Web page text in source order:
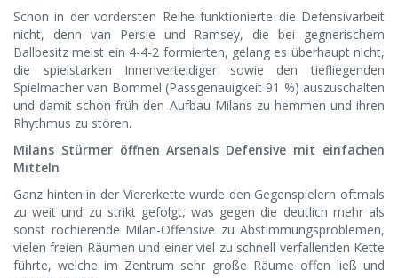
Schon in der vordersten Reihe funktionierte die Defensivarbeit
nicht, denn van Persie und Ramsey, die bei gegnerischem
Ballbesitz meist ein 4-4-2 formierten, gelang es überhaupt nicht,
die spielstarken Innenverteidiger sowie den tiefliegenden
Spielmacher van Bommel (Passgenauigkeit 91 %) auszuschalten
und damit schon früh den Aufbau Milans zu hemmen und ihren
Rhythmus zu stören.
Milans Stürmer öffnen Arsenals Defensive mit einfachen
Mitteln
Ganz hinten in der Viererkette wurde den Gegenspielern oftmals
zu weit und zu strikt gefolgt, was gegen die deutlich mehr als
sonst rochierende Milan-Offensive zu Abstimmungsproblemen,
vielen freien Räumen und einer viel zu schnell verfallenden Kette
führte, welche im Zentrum sehr große Räume offen ließ und